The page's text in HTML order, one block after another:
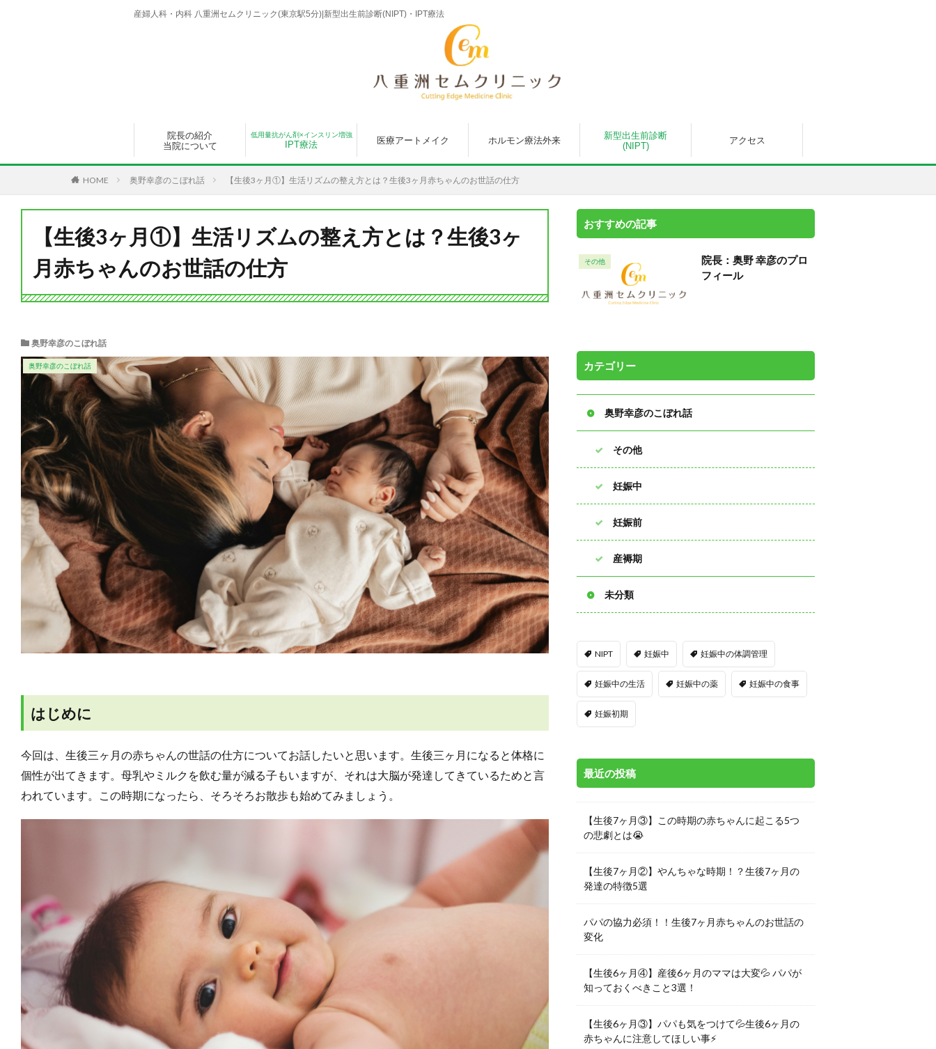
産婦人科・内科 八重洲セムクリニック(東京駅5分)|新型出生前診断(NIPT)・IPT療法
院長の紹介
当院について
低用量抗がん剤×インスリン増強
IPT療法 医療アートメイク ホルモン療法外来
新型出生前診断
(NIPT)
アクセス
HOME 奥野幸彦のこぼれ話 【生後3ヶ月①】生活リズムの整え方とは？生後3ヶ月赤ちゃんのお世話の仕方
【生後3ヶ月①】生活リズムの整え方とは？生後3ヶ
月赤ちゃんのお世話の仕方
奥野幸彦のこぼれ話
奥野幸彦のこぼれ話
はじめに
今回は、生後三ヶ月の赤ちゃんの世話の仕方についてお話したいと思います。生後三ヶ月になると体格に
個性が出てきます。母乳やミルクを飲む量が減る子もいますが、それは大脳が発達してきているためと言
われています。この時期になったら、そろそろお散歩も始めてみましょう。
おすすめの記事
その他
院長：奥野 幸彦のプロ
フィール
カテゴリー
奥野幸彦のこぼれ話
その他
妊娠中
妊娠前
産褥期
未分類
NIPT 妊娠中 妊娠中の体調管理
妊娠中の生活 妊娠中の薬 妊娠中の食事
妊娠初期
最近の投稿
【生後7ヶ月③】この時期の赤ちゃんに起こる5つ
の悲劇とは😭
【生後7ヶ月②】やんちゃな時期！？生後7ヶ月の
発達の特徴5選
パパの協力必須！！生後7ヶ月赤ちゃんのお世話の
変化
【生後6ヶ月④】産後6ヶ月のママは大変💦 パパが
知っておくべきこと3選！
【生後6ヶ月③】パパも気をつけて💦生後6ヶ月の
赤ちゃんに注意してほしい事⚡️